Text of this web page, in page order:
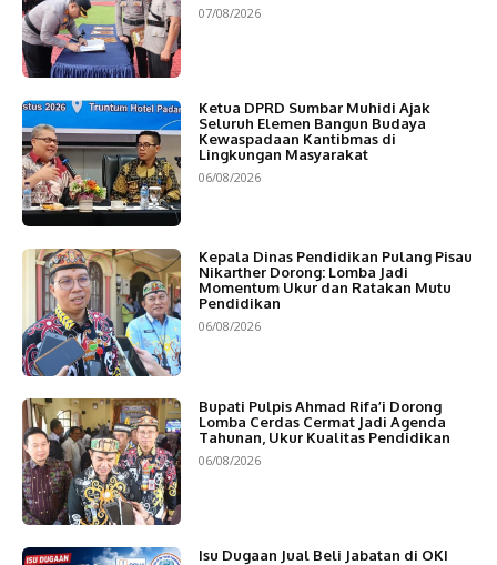
07/08/2026
Ketua DPRD Sumbar Muhidi Ajak
Seluruh Elemen Bangun Budaya
Kewaspadaan Kantibmas di
Lingkungan Masyarakat
06/08/2026
Kepala Dinas Pendidikan Pulang Pisau
Nikarther Dorong: Lomba Jadi
Momentum Ukur dan Ratakan Mutu
Pendidikan
06/08/2026
Bupati Pulpis Ahmad Rifa’i Dorong
Lomba Cerdas Cermat Jadi Agenda
Tahunan, Ukur Kualitas Pendidikan
06/08/2026
Isu Dugaan Jual Beli Jabatan di OKI